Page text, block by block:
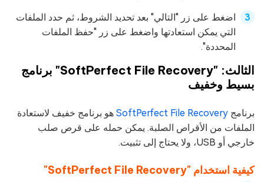
اضغط على زر "التالي" بعد تحديد الشروط، ثم حدد الملفات
التي يمكن استعادتها واضغط على زر "حفظ الملفات
المحددة".
الثالث: "SoftPerfect File Recovery" برنامج
بسيط وخفيف
برنامج SoftPerfect File Recovery هو برنامج خفيف لاستعادة
الملفات من الأقراص الصلبة. يمكن حمله على قرص صلب
خارجي أو USB، ولا يحتاج إلى تثبيت.
كيفية استخدام "SoftPerfect File Recovery"